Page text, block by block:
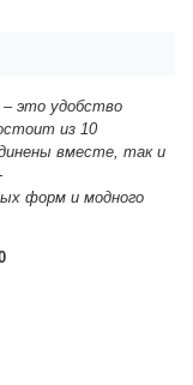
– это удобство
из 10
вместе, так и
форм и модного